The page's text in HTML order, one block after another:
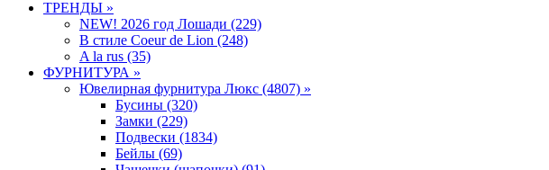
ТРЕНДЫ »
NEW! 2026 год Лошади (229)
В стиле Coeur de Lion (248)
A la rus (35)
ФУРНИТУРА »
Ювелирная фyрнитyра Люкс (4807) »
Бусины (320)
Замки (229)
Подвески (1834)
Бейлы (69)